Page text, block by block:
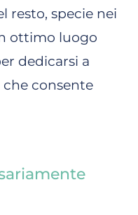
resto, specie nei
ottimo luogo
dedicarsi a
che consente